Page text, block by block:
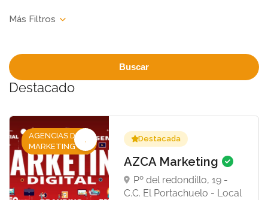
Buscar
Destacado
AGENCIAS DE
MARKETING
Destacada
AZCA Marketing
Pº del redondillo, 19 -
C.C. El Portachuelo - Local